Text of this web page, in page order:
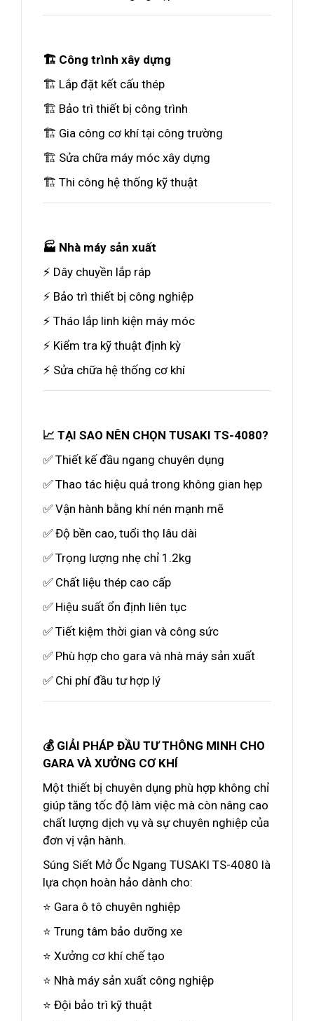
🏗️ Công trình xây dựng
🏗️ Lắp đặt kết cấu thép
🏗️ Bảo trì thiết bị công trình
🏗️ Gia công cơ khí tại công trường
🏗️ Sửa chữa máy móc xây dựng
🏗️ Thi công hệ thống kỹ thuật
🏭 Nhà máy sản xuất
⚡ Dây chuyền lắp ráp
⚡ Bảo trì thiết bị công nghiệp
⚡ Tháo lắp linh kiện máy móc
⚡ Kiểm tra kỹ thuật định kỳ
⚡ Sửa chữa hệ thống cơ khí
📈 TẠI SAO NÊN CHỌN TUSAKI TS-4080?
✅ Thiết kế đầu ngang chuyên dụng
✅ Thao tác hiệu quả trong không gian hẹp
✅ Vận hành bằng khí nén mạnh mẽ
✅ Độ bền cao, tuổi thọ lâu dài
✅ Trọng lượng nhẹ chỉ 1.2kg
✅ Chất liệu thép cao cấp
✅ Hiệu suất ổn định liên tục
✅ Tiết kiệm thời gian và công sức
✅ Phù hợp cho gara và nhà máy sản xuất
✅ Chi phí đầu tư hợp lý
💰 GIẢI PHÁP ĐẦU TƯ THÔNG MINH CHO
GARA VÀ XƯỞNG CƠ KHÍ
Một thiết bị chuyên dụng phù hợp không chỉ
giúp tăng tốc độ làm việc mà còn nâng cao
chất lượng dịch vụ và sự chuyên nghiệp của
đơn vị vận hành.
Súng Siết Mở Ốc Ngang TUSAKI TS-4080 là
lựa chọn hoàn hảo dành cho:
⭐ Gara ô tô chuyên nghiệp
⭐ Trung tâm bảo dưỡng xe
⭐ Xưởng cơ khí chế tạo
⭐ Nhà máy sản xuất công nghiệp
⭐ Đội bảo trì kỹ thuật